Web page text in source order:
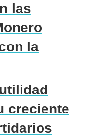
las
la
creciente